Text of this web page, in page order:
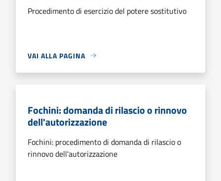
Procedimento di esercizio del potere sostitutivo
VAI ALLA PAGINA
Fochini: domanda di rilascio o rinnovo
dell'autorizzazione
Fochini: procedimento di domanda di rilascio o
rinnovo dell'autorizzazione